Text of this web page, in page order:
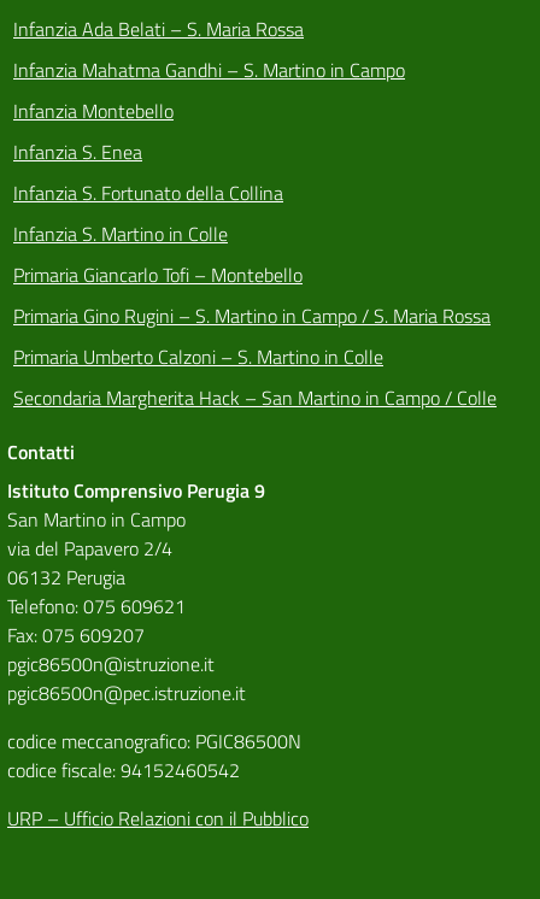
Infanzia Ada Belati – S. Maria Rossa
Infanzia Mahatma Gandhi – S. Martino in Campo
Infanzia Montebello
Infanzia S. Enea
Infanzia S. Fortunato della Collina
Infanzia S. Martino in Colle
Primaria Giancarlo Tofi – Montebello
Primaria Gino Rugini – S. Martino in Campo / S. Maria Rossa
Primaria Umberto Calzoni – S. Martino in Colle
Secondaria Margherita Hack – San Martino in Campo / Colle
Contatti
Istituto Comprensivo Perugia 9
San Martino in Campo
via del Papavero 2/4
06132 Perugia
Telefono: 075 609621
Fax: 075 609207
pgic86500n@istruzione.it
pgic86500n@pec.istruzione.it
codice meccanografico: PGIC86500N
codice fiscale: 94152460542
URP – Ufficio Relazioni con il Pubblico